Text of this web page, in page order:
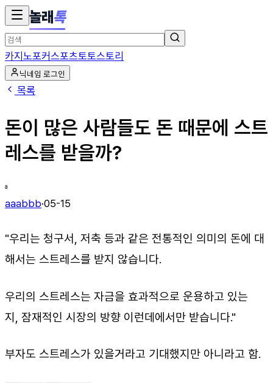
놀래톡
카지노포커스포츠토토스토리
닉네임 로그인
목록
돈이 많은 사람들도 돈 때문에 스트
레스를 받을까?
a
aaabbb·05-15
"우리는 청구서, 저축 등과 같은 전통적인 의미의 돈에 대
해서는 스트레스를 받지 않습니다.
우리의 스트레스는 자금을 효과적으로 운용하고 있는
지, 잠재적인 시장의 방향 이런데에서만 받습니다."
부자도 스트레스가 있을거라고 기대했지만 아니라고 함.